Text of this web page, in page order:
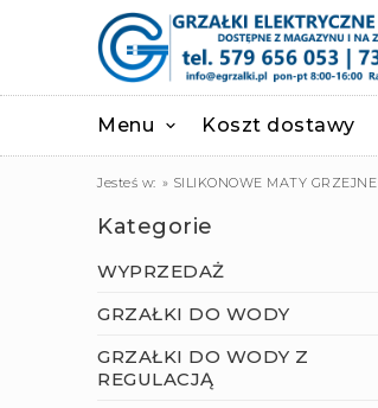
Menu Koszt dostawy
Jesteś w: » SILIKONOWE MATY GRZEJNE
Kategorie
WYPRZEDAŻ
GRZAŁKI DO WODY
GRZAŁKI DO WODY Z
REGULACJĄ